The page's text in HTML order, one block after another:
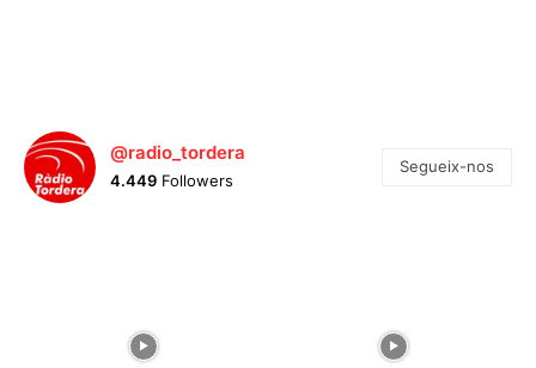
@radio_tordera
4.449 Followers
Segueix-nos